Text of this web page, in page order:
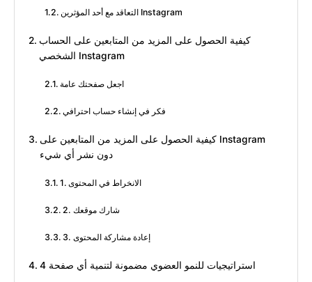
التعاقد مع أحد المؤثرين Instagram
كيفية الحصول على المزيد من المتابعين على الحساب
الشخصي Instagram
اجعل صفحتك عامة
فكر في إنشاء حساب احترافي
كيفية الحصول على المزيد من المتابعين على Instagram
دون نشر أي شيء
1. الانخراط في المحتوى
2. شارك موقعك
3. إعادة مشاركة المحتوى
4 استراتيجيات للنمو العضوي مضمونة لتنمية أي صفحة